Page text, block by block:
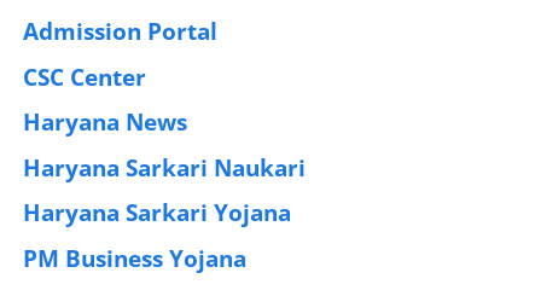
Admission Portal
CSC Center
Haryana News
Haryana Sarkari Naukari
Haryana Sarkari Yojana
PM Business Yojana